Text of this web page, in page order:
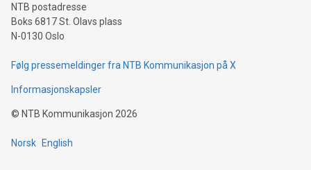
NTB postadresse
Boks 6817 St. Olavs plass
N-0130 Oslo
Følg pressemeldinger fra NTB Kommunikasjon på X
Informasjonskapsler
© NTB Kommunikasjon 2026
Norsk English